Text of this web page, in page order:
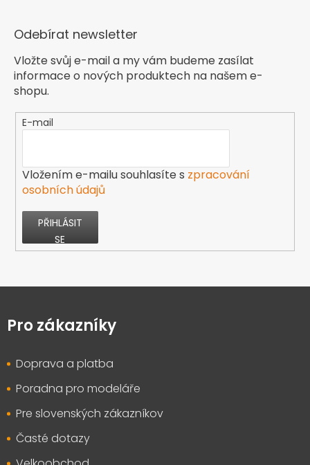
Odebírat newsletter
Vložte svůj e-mail a my vám budeme zasílat
informace o nových produktech na našem e-
shopu.
E-mail
Vložením e-mailu souhlasíte s zpracování
osobních údajů
PŘIHLÁSIT
SE
pPro zákazníky
Doprava a platba
Poradna pro modeláře
Pre slovenských zákazníkov
Časté dotazy